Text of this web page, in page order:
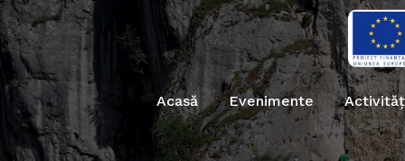
Acasă Evenimente